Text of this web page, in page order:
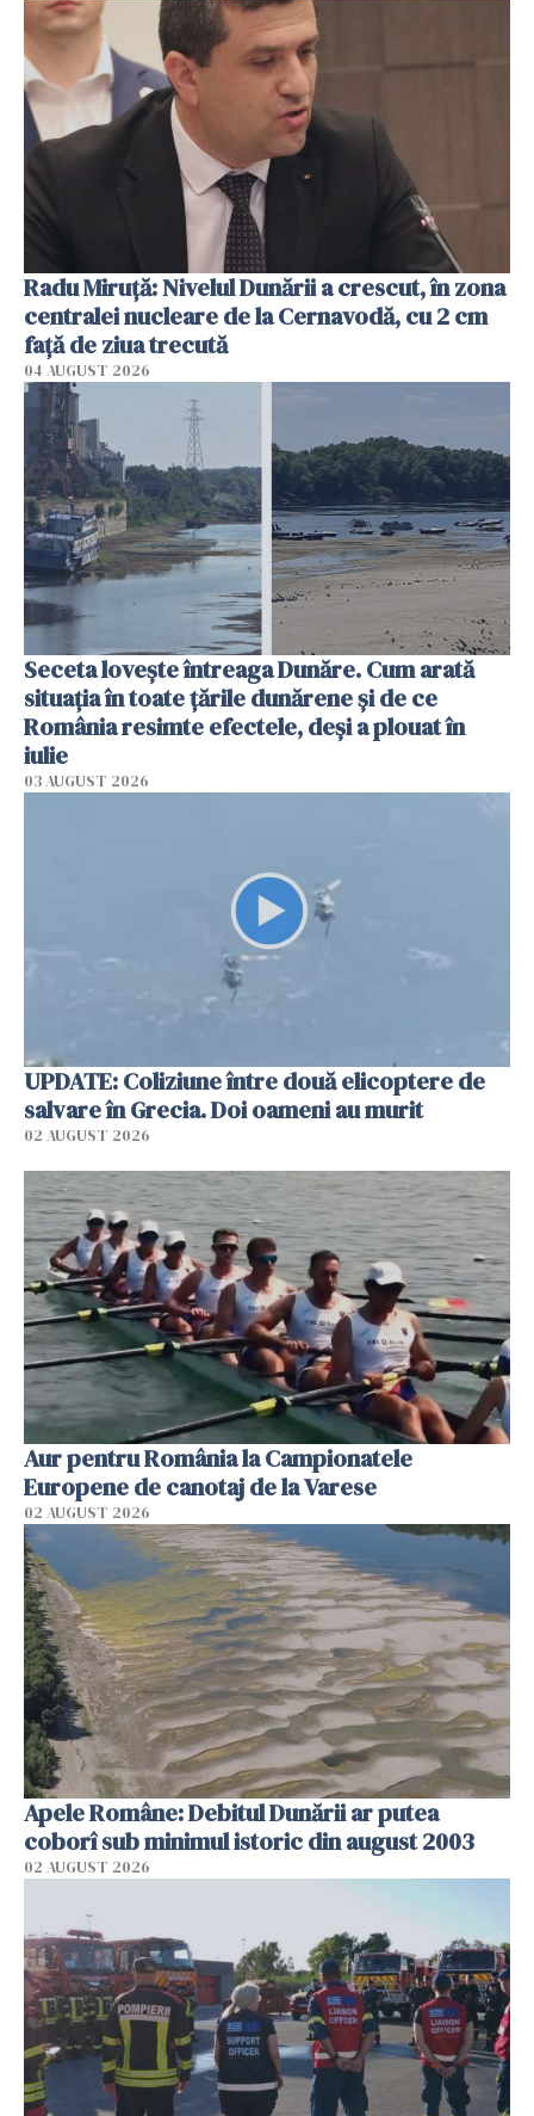
Radu Miruţă: Nivelul Dunării a crescut, în zona
centralei nucleare de la Cernavodă, cu 2 cm
faţă de ziua trecută
04 AUGUST 2026
Seceta lovește întreaga Dunăre. Cum arată
situația în toate țările dunărene și de ce
România resimte efectele, deși a plouat în
iulie
03 AUGUST 2026
UPDATE: Coliziune între două elicoptere de
salvare în Grecia. Doi oameni au murit
02 AUGUST 2026
Aur pentru România la Campionatele
Europene de canotaj de la Varese
02 AUGUST 2026
Apele Române: Debitul Dunării ar putea
coborî sub minimul istoric din august 2003
02 AUGUST 2026